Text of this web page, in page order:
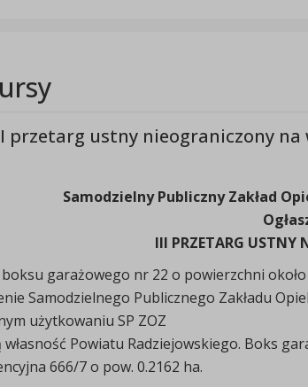
przetarg ustny nieograniczony
Samodzielny Publiczny Zakład
III PRZETARG USTNY
garażowego nr 22 o powierzchni
Samodzielnego Publicznego Zakładu
użytkowaniu SP ZOZ
Powiatu Radziejowskiego. Boks
666/7 o pow. 0.2162 ha.